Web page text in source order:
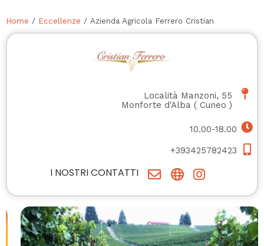
Home / Eccellenze / Azienda Agricola Ferrero Cristian
Località Manzoni, 55
Monforte d'Alba ( Cuneo )
10.00-18.00
+393425782423
I NOSTRI CONTATTI